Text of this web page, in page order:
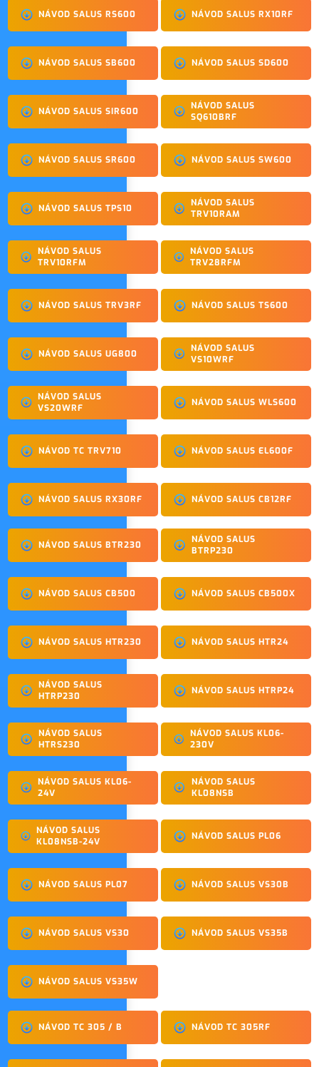
NÁVOD SALUS RS600 NÁVOD SALUS RX10RF
NÁVOD SALUS SB600 NÁVOD SALUS SD600
NÁVOD SALUS SIR600
NÁVOD SALUS
SQ610BRF
NÁVOD SALUS SR600 NÁVOD SALUS SW600
NÁVOD SALUS TPS10
NÁVOD SALUS
TRV10RAM
NÁVOD SALUS
TRV10RFM
NÁVOD SALUS
TRV28RFM
NÁVOD SALUS TRV3RF NÁVOD SALUS TS600
NÁVOD SALUS UG800
NÁVOD SALUS
VS10WRF
NÁVOD SALUS
VS20WRF
NÁVOD SALUS WLS600
NÁVOD TC TRV710 NÁVOD SALUS EL600F
NÁVOD SALUS RX30RF NÁVOD SALUS CB12RF
NÁVOD SALUS BTR230
NÁVOD SALUS
BTRP230
NÁVOD SALUS CB500 NÁVOD SALUS CB500X
NÁVOD SALUS HTR230 NÁVOD SALUS HTR24
NÁVOD SALUS
HTRP230
NÁVOD SALUS HTRP24
NÁVOD SALUS
HTRS230
NÁVOD SALUS KL06-
230V
NÁVOD SALUS KL06-
24V
NÁVOD SALUS
KL08NSB
NÁVOD SALUS
KL08NSB-24V
NÁVOD SALUS PL06
NÁVOD SALUS PL07 NÁVOD SALUS VS30B
NÁVOD SALUS VS30 NÁVOD SALUS VS35B
NÁVOD SALUS VS35W
NÁVOD TC 305 / B NÁVOD TC 305RF